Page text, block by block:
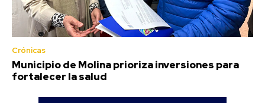
Crónicas
Municipio de Molina prioriza inversiones para
fortalecer la salud